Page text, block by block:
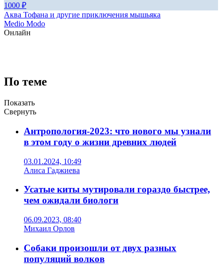
1000 ₽
Аква Тофана и другие приключения мышьяка
Medio Modo
Онлайн
По теме
Показать
Свернуть
Антропология-2023: что нового мы узнали
в этом году о жизни древних людей
03.01.2024, 10:49
Алиса Гаджиева
Усатые киты мутировали гораздо быстрее,
чем ожидали биологи
06.09.2023, 08:40
Михаил Орлов
Собаки произошли от двух разных
популяций волков